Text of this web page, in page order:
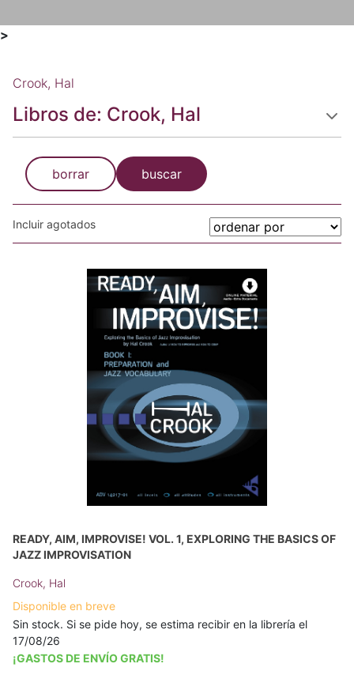
>
Crook, Hal
Libros de: Crook, Hal
borrar buscar
Incluir agotados
READY, AIM, IMPROVISE! VOL. 1, EXPLORING THE BASICS OF
JAZZ IMPROVISATION
Crook, Hal
Disponible en breve
Sin stock. Si se pide hoy, se estima recibir en la librería el
17/08/26
¡GASTOS DE ENVÍO GRATIS!